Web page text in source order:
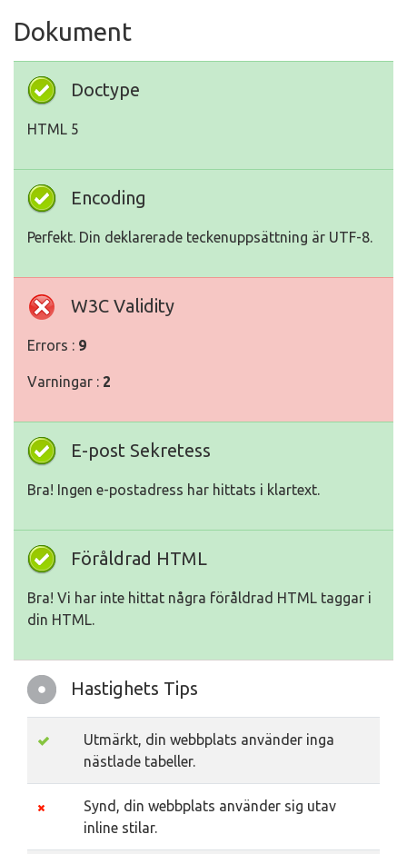
Dokument
Doctype
HTML 5
Encoding
Perfekt. Din deklarerade teckenuppsättning är UTF-8.
W3C Validity
Errors : 9
Varningar : 2
E-post Sekretess
Bra! Ingen e-postadress har hittats i klartext.
Föråldrad HTML
Bra! Vi har inte hittat några föråldrad HTML taggar i
din HTML.
Hastighets Tips
Utmärkt, din webbplats använder inga
nästlade tabeller.
Synd, din webbplats använder sig utav
inline stilar.